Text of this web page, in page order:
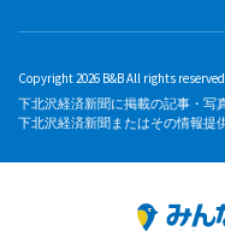
Copyright 2026 B&B All rights
下北沢経済新聞に掲載の記事・写
下北沢経済新聞またはその情報提